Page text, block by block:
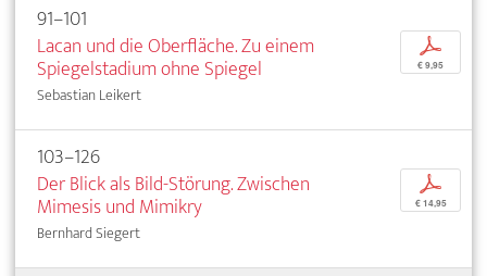
91–101
Lacan und die Oberfläche. Zu einem
Spiegelstadium ohne Spiegel
Sebastian Leikert
p
€ 9,95
103–126
Der Blick als Bild-Störung. Zwischen
Mimesis und Mimikry
Bernhard Siegert
p
€ 14,95